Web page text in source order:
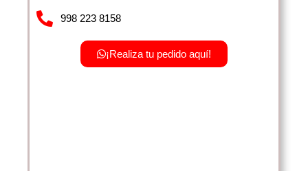
998 223 8158
¡Realiza tu pedido aquí!